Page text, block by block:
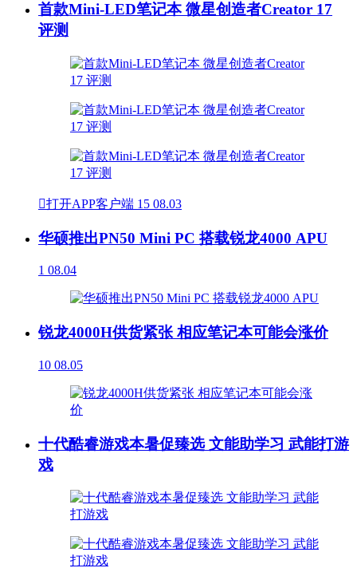
首款Mini-LED笔记本 微星创造者Creator 17
评测
打开APP客户端 15 08.03
华硕推出PN50 Mini PC 搭载锐龙4000 APU
1 08.04
锐龙4000H供货紧张 相应笔记本可能会涨价
10 08.05
十代酷睿游戏本暑促臻选 文能助学习 武能打游
戏